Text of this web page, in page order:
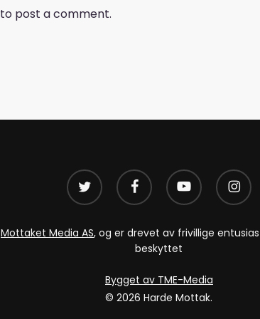
to post a comment.
twitter facebook youtube instagram
Mottaket Media AS, og er drevet av frivillige
beskyttet
Bygget av TME-Media
© 2026 Harde Mottak.